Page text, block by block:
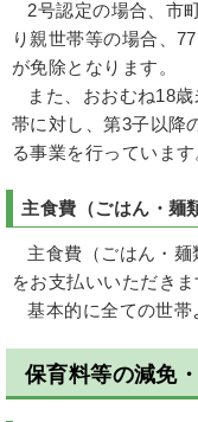
2号認定の場合、市
り親世帯等の場合、
が免除となります。
また、おおむね18歳
帯に対し、第3子以降
る事業を行っています
主食費（ごはん・麺
主食費（ ごはん・麺
をお支払いいただきま
基本的に全ての世帯
保育料等の減免